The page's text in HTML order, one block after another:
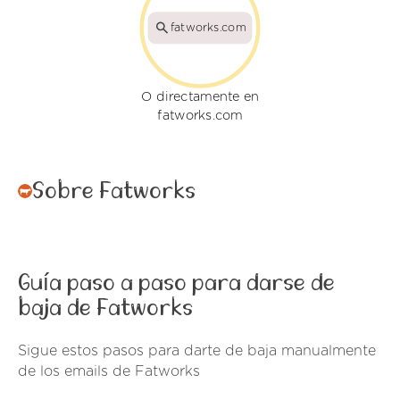
fatworks.com
O directamente en
fatworks.com
Sobre Fatworks
Guía paso a paso para darse de
baja de Fatworks
Sigue estos pasos para darte de baja manualmente
de los emails de Fatworks